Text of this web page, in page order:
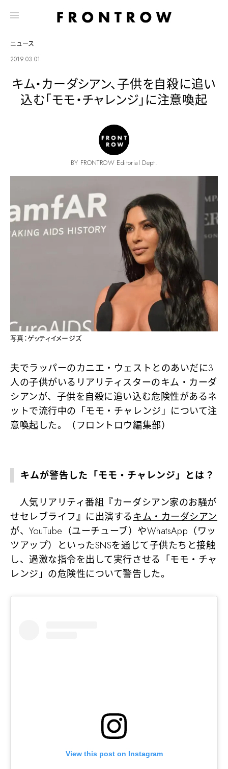
ニュース
2019.03.01
キム・カーダシアン、子供を自殺に追い
込む「モモ・チャレンジ」に注意喚起
BY FRONTROW Editorial Dept.
写真：ゲッティイメージズ
夫でラッパーのカニエ・ウェストとのあいだに3
人の子供がいるリアリティスターのキム・カーダ
シアンが、子供を自殺に追い込む危険性があるネ
ットで流行中の「モモ・チャレンジ」について注
意喚起した。（フロントロウ編集部）
キムが警告した「モモ・チャレンジ」とは？
人気リアリティ番組『カーダシアン家のお騒が
せセレブライフ』に出演するキム・カーダシアン
が、YouTube（ユーチューブ）やWhatsApp（ワッ
ツアップ）といったSNSを通じて子供たちと接触
し、過激な指令を出して実行させる「モモ・チャ
レンジ」の危険性について警告した。
View this post on Instagram